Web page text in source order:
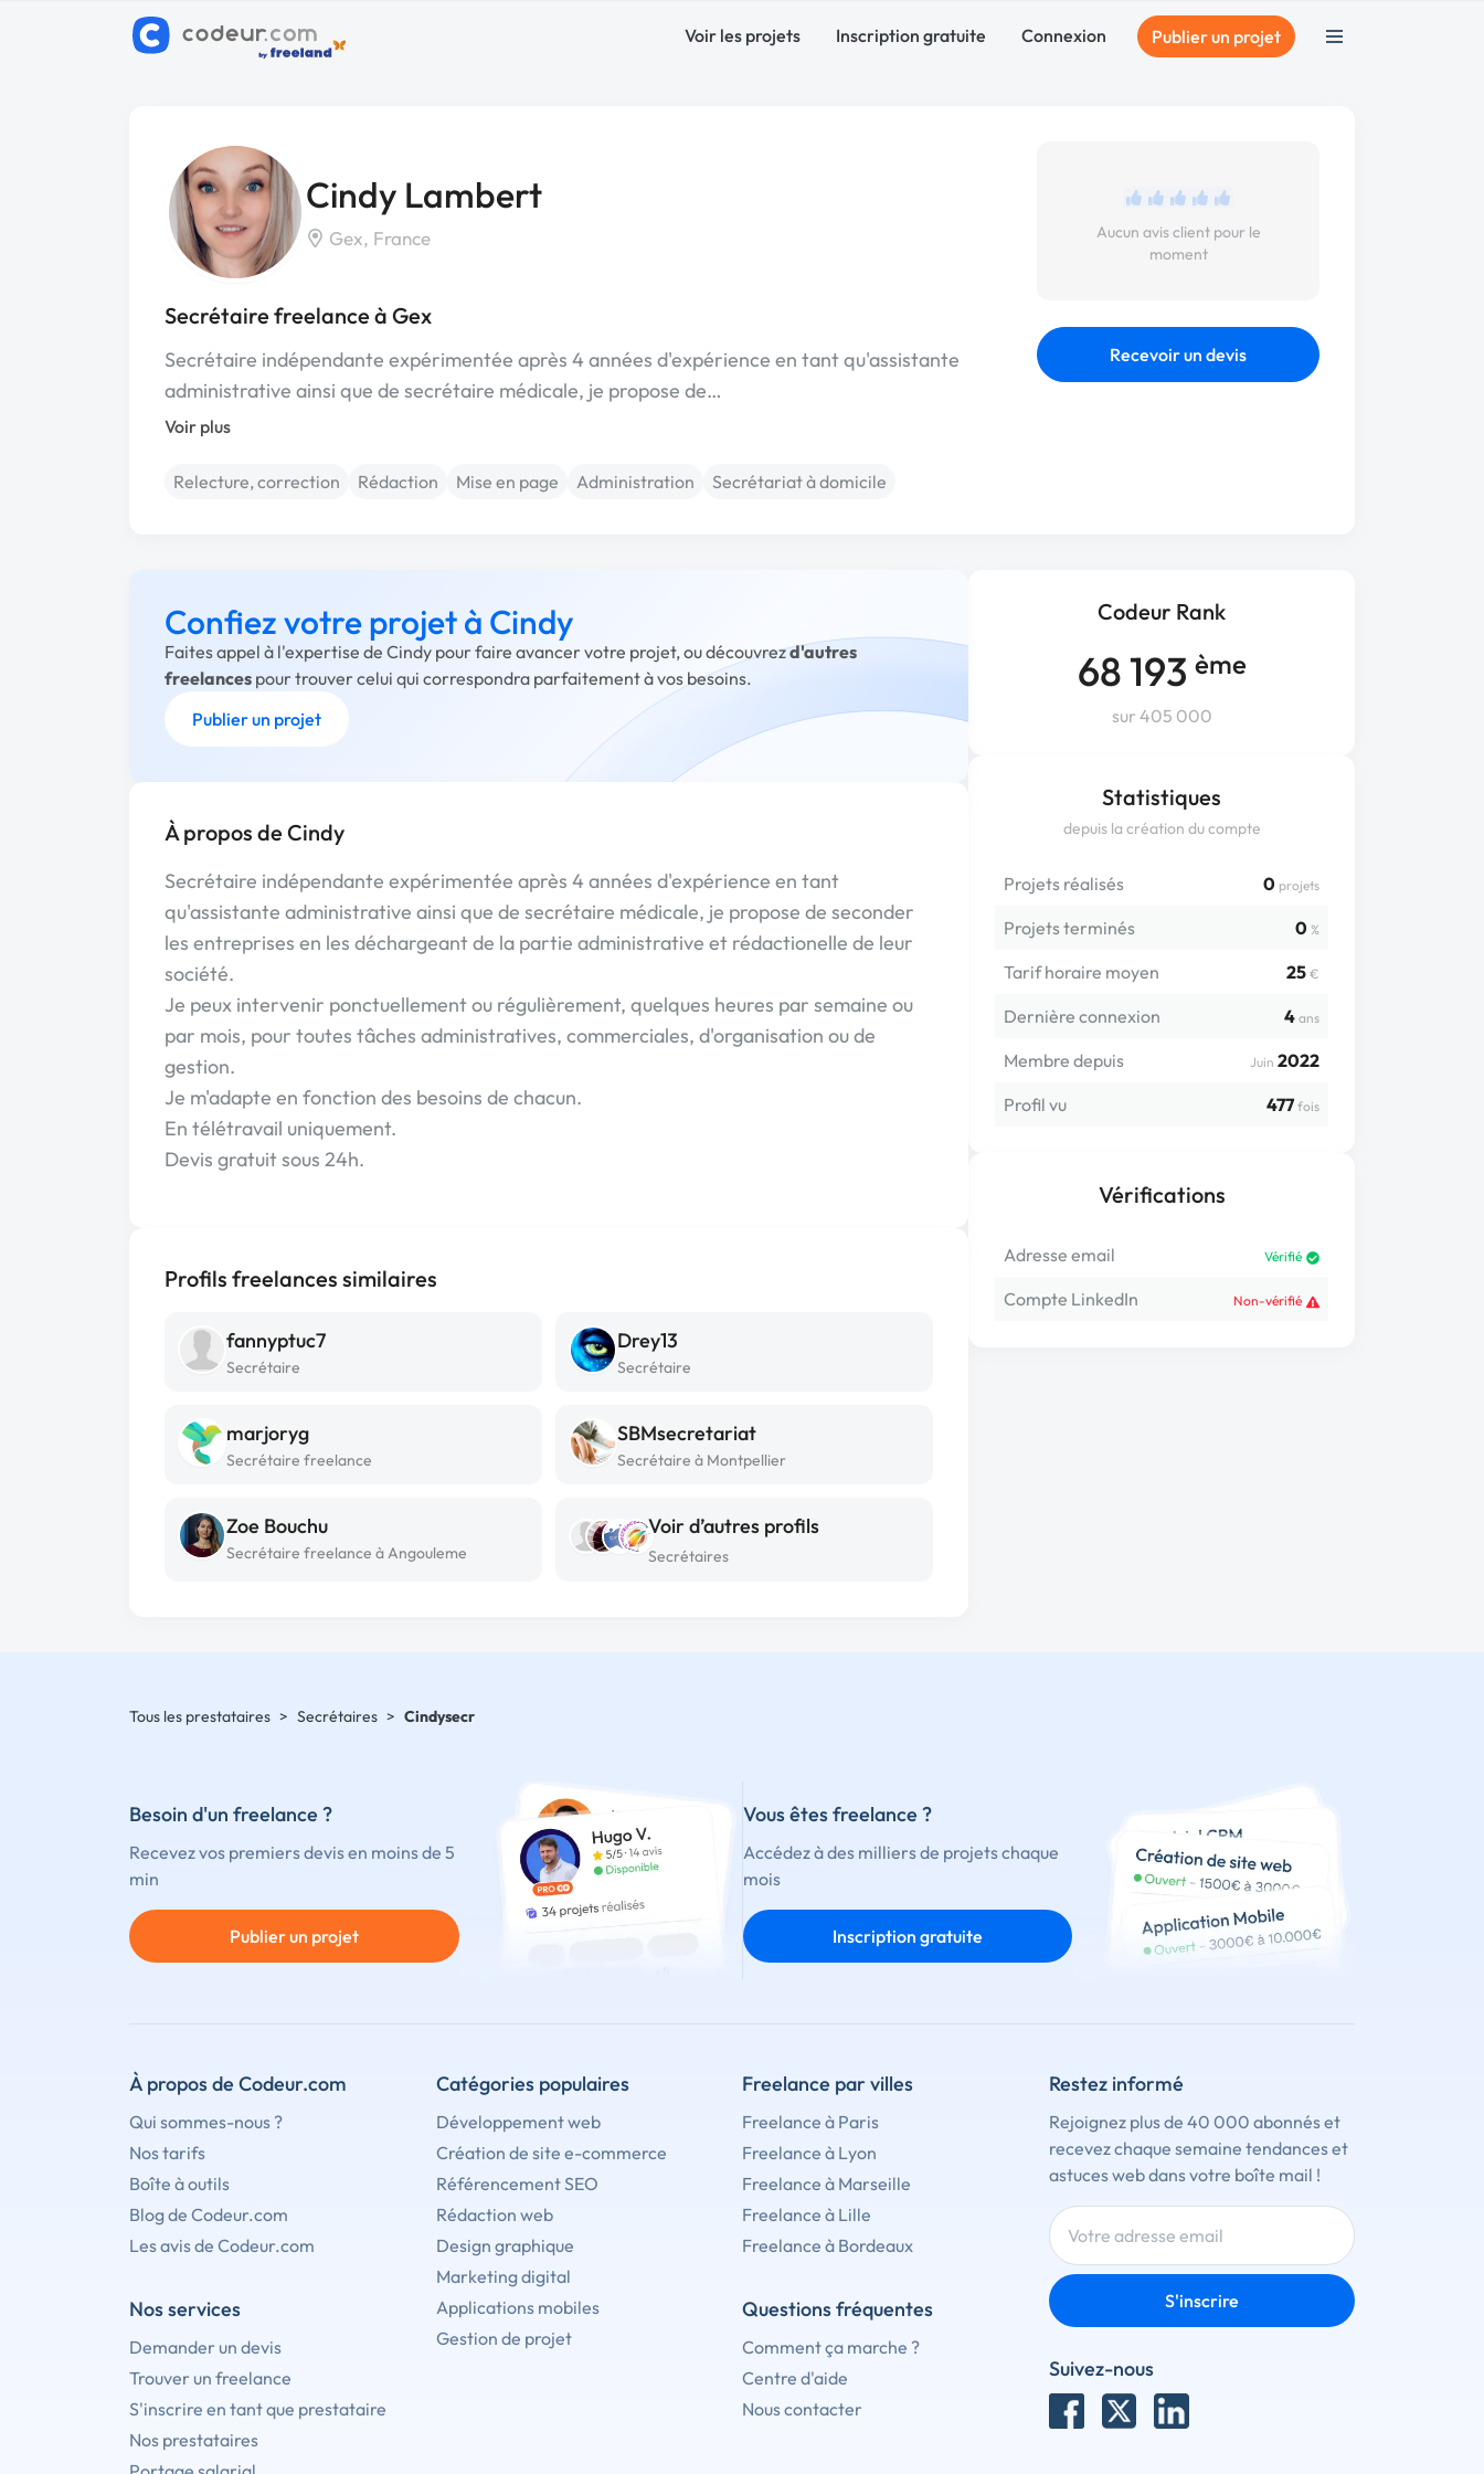
Voir les projets Inscription gratuite Connexion Publier un projet
Cindy Lambert
Gex, France
Secrétaire freelance à Gex
Secrétaire indépendante expérimentée après 4 années d'expérience en tant qu'assistante
administrative ainsi que de secrétaire médicale, je propose de…
Voir plus
Relecture, correction Rédaction Mise en page Administration Secrétariat à domicile
Aucun avis client pour le
moment
Recevoir un devis
Codeur Rank
68 193 ème
sur 405 000
Statistiques
depuis la création du compte
Projets réalisés 0 projets
Projets terminés 0 %
Tarif horaire moyen 25 €
Dernière connexion 4 ans
Membre depuis Juin 2022
Profil vu
477 fois
Vérifications
Adresse email Vérifié
Compte LinkedIn Non-vérifié
Confiez votre projet à Cindy
Faites appel à l'expertise de Cindy pour faire avancer votre projet, ou découvrezd'autres
freelances pour trouver celui qui correspondra parfaitement à vos besoins.
Publier un projet
À propos de Cindy
Secrétaire indépendante expérimentée après 4 années d'expérience en tant
qu'assistante administrative ainsi que de secrétaire médicale, je propose de seconder
les entreprises en les déchargeant de la partie administrative et rédactionelle de leur
société.
Je peux intervenir ponctuellement ou régulièrement, quelques heures par semaine ou
par mois, pour toutes tâches administratives, commerciales, d'organisation ou de
gestion.
Je m'adapte en fonction des besoins de chacun.
En télétravail uniquement.
Devis gratuit sous 24h.
Profils freelances similaires
fannyptuc7
Secrétaire
Drey13
Secrétaire
marjoryg
Secrétaire freelance
SBMsecretariat
Secrétaire à Montpellier
Zoe Bouchu
Secrétaire freelance à Angouleme
Voir d’autres profils
Secrétaires
Tous les prestataires > Secrétaires > Cindysecr
Besoin d'un freelance ?
Recevez vos premiers devis en moins de 5
min
Publier un projet
Vous êtes freelance ?
Accédez à des milliers de projets chaque
mois
Inscription gratuite
À propos de Codeur.com
Qui sommes-nous ?
Nos tarifs
Boîte à outils
Blog de Codeur.com
Les avis de Codeur.com
Nos services
Demander un devis
Trouver un freelance
S'inscrire en tant que prestataire
Nos prestataires
Catégories populaires
Développement web
Création de site e-commerce
Référencement SEO
Rédaction web
Design graphique
Marketing digital
Applications mobiles
Gestion de projet
Freelance par villes
Freelance à Paris
Freelance à Lyon
Freelance à Marseille
Freelance à Lille
Freelance à Bordeaux
Questions fréquentes
Comment ça marche ?
Centre d'aide
Nous contacter
Restez informé
Rejoignez plus de 40 000 abonnés et
recevez chaque semaine tendances et
astuces web dans votre boîte mail !
S'inscrire
Suivez-nous